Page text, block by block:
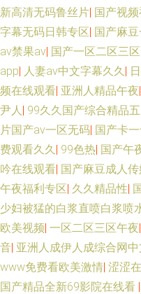
新高清无码鲁丝片| 国产视
字幕无码日韩专区| 国产麻
av禁果av| 国产一区二区三
app| 人妻av中文字幕久久|
频在线观看| 亚洲人精品午夜|
尹人 | 99久久国产综合精品
片国产av一区无码| 国产卡
费观看久久| 99色热| 国产午
吟在线观看| 国产麻豆成人
午夜福利专区| 久久精品性|
少妇被猛的白浆直喷白浆喷
欧美视频| 一区二区三区午夜|
音| 亚洲人成伊人成综合网中
www免费看欧美激情| 涩涩
国产精品全新69影院在线看 |